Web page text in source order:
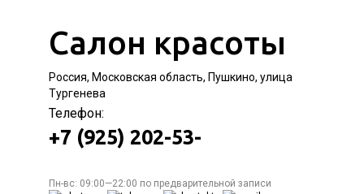
Салон красоты
Россия, Московская область, Пушкино, улица
Тургенева
Телефон:
+7 (925) 202-53-
Пн-вс: 09:00—22:00 по предварительной записи